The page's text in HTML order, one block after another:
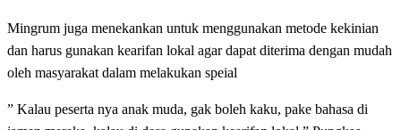
Mingrum juga menekankan untuk menggunakan metode kekinian
dan harus gunakan kearifan lokal agar dapat diterima dengan mudah
oleh masyarakat dalam melakukan speial
” Kalau peserta nya anak muda, gak boleh kaku, pake bahasa di